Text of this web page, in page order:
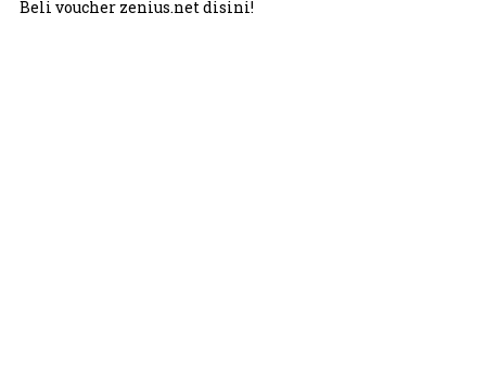
Beli voucher zenius.net disini!